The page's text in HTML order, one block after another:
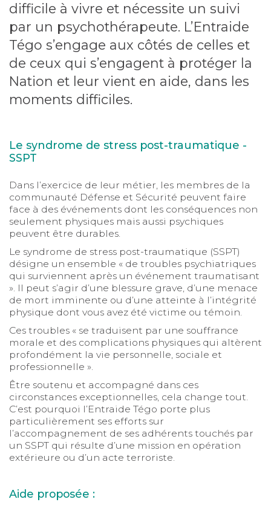
difficile à vivre et nécessite un suivi
par un psychothérapeute. L’Entraide
Tégo s’engage aux côtés de celles et
de ceux qui s’engagent à protéger la
Nation et leur vient en aide, dans les
moments difficiles.
Le syndrome de stress post-traumatique -
SSPT
Dans l’exercice de leur métier, les membres de la
communauté Défense et Sécurité peuvent faire
face à des événements dont les conséquences non
seulement physiques mais aussi psychiques
peuvent être durables.
Le syndrome de stress post-traumatique (SSPT)
désigne un ensemble « de troubles psychiatriques
qui surviennent après un événement traumatisant
». Il peut s’agir d’une blessure grave, d’une menace
de mort imminente ou d’une atteinte à l’intégrité
physique dont vous avez été victime ou témoin.
Ces troubles « se traduisent par une souffrance
morale et des complications physiques qui altèrent
profondément la vie personnelle, sociale et
professionnelle ».
Être soutenu et accompagné dans ces
circonstances exceptionnelles, cela change tout.
C’est pourquoi l’Entraide Tégo porte plus
particulièrement ses efforts sur
l’accompagnement de ses adhérents touchés par
un SSPT qui résulte d’une mission en opération
extérieure ou d’un acte terroriste.
Aide proposée :